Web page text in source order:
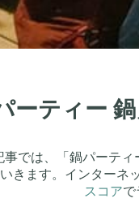
ーティー
事では、「鍋パーテ
きます。インターネ
スコアで